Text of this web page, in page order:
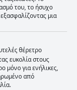
του, το ήσυχο
μια
θέρετρο
ευκολία στους
μόνο για ενήλικες,
από